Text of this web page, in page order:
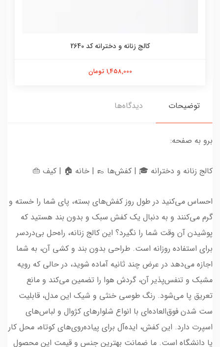
کالج زنانه و دخترانه کد 2640
1,458,000 تومان
توضیحات دیدگاه‌ها
برو به صفحه:
کالج زنانه و دخترانه 🎓 | کفش‌ها 👞 | خانه 🏠 | کیف 👜
احساس می‌کنید در طول روز کفش‌های بسته، پای شما را خسته و
گرم می‌کنند و به دنبال یک کفش سبک و بدون بند هستید که
پوشیدن آن وقت شما را نگیرد؟ این کالج زنانه، راه‌حل بی‌دردسر
برای استفاده روزانه است. طراحی بدون بند و کشی آن، به شما
اجازه می‌دهد در عرض چند ثانیه آماده شوید، در حالی که رویه
مشبک و تنفس‌پذیر آن، گردش هوا را تضمین می‌کند و مانع
تعریق پا می‌شود. رنگ طوسی خنثی و شیک این مدل، قابلیت
ست شدن فوق‌العاده‌ای با انواع شلوارهای کژوال و لباس‌های
اسپرت دارد. این کفش، ایده‌آل برای پیاده‌روی‌های کوتاه، محل کار
یا دانشگاه است. ما ضمانت بهترین جنس و قیمت این محصول